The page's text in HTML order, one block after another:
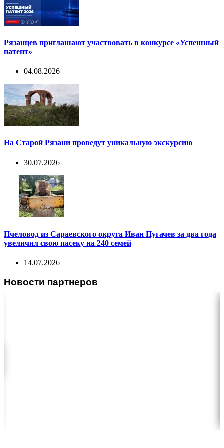
Рязанцев приглашают участвовать в конкурсе «Успешный
патент»
04.08.2026
На Старой Рязани проведут уникальную экскурсию
30.07.2026
Пчеловод из Сараевского округа Иван Пугачев за два года
увеличил свою пасеку на 240 семей
14.07.2026
Новости партнеров